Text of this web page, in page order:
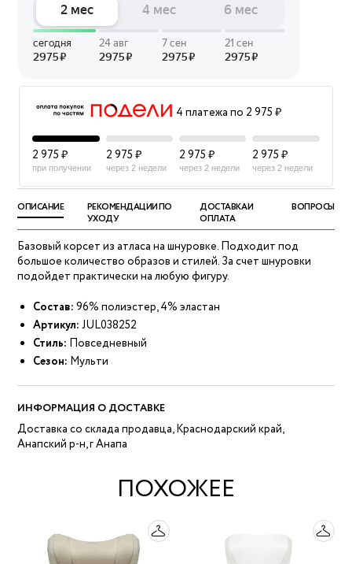
4 платежа по 2 975 ₽
2 975 ₽
при получении
2 975 ₽
через 2 недели
2 975 ₽
через 2 недели
2 975 ₽
через 2 недели
ОПИСАНИЕ
РЕКОМЕНДАЦИИ ПО
УХОДУ
ДОСТАВКА И
ОПЛАТА
ВОПРОСЫ
Базовый корсет из атласа на шнуровке. Подходит под
большое количество образов и стилей. За счет шнуровки
подойдет практически на любую фигуру.
Состав: 96% полиэстер, 4% эластан
Артикул: JUL038252
Стиль: Повседневный
Сезон: Мульти
ИНФОРМАЦИЯ О ДОСТАВКЕ
Доставка со склада продавца, Краснодарский край,
Анапский р-н, г Анапа
ПОХОЖЕЕ